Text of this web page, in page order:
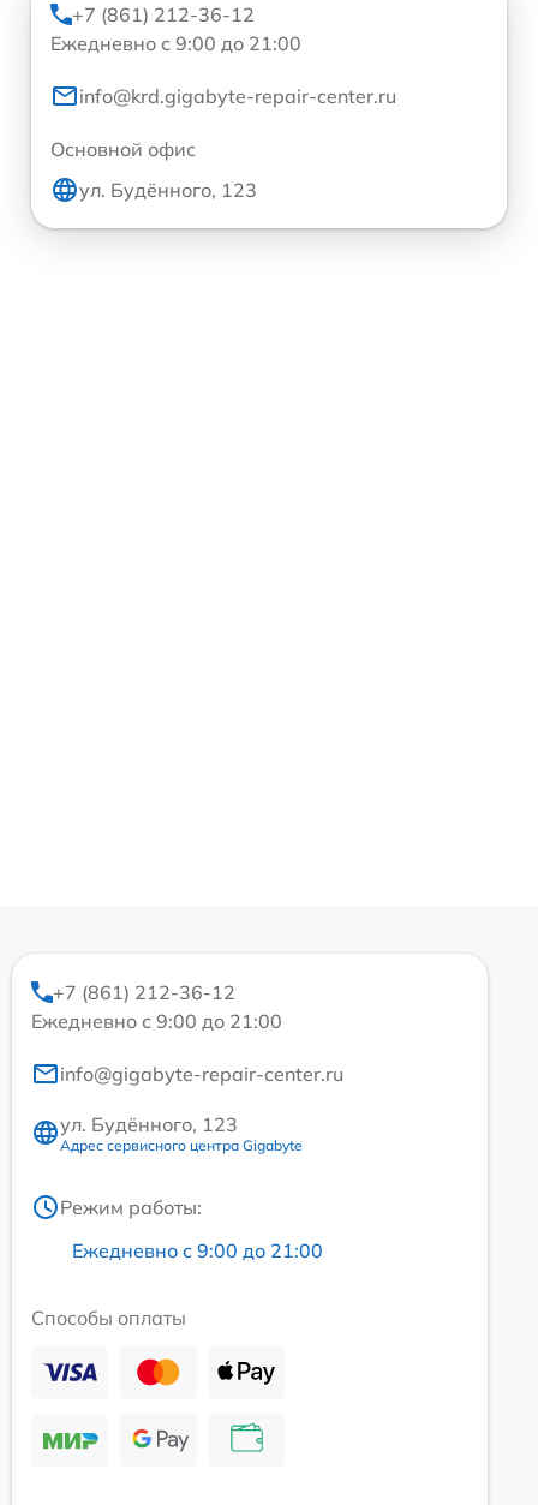
+7 (861) 212-36-12
Ежедневно с 9:00 до 21:00
info@krd.gigabyte-repair-center.ru
Основной офис
ул. Будённого, 123
+7 (861) 212-36-12
Ежедневно с 9:00 до 21:00
info@gigabyte-repair-center.ru
ул. Будённого, 123
Адрес сервисного центра Gigabyte
Режим работы:
Ежедневно с 9:00 до 21:00
Способы оплаты